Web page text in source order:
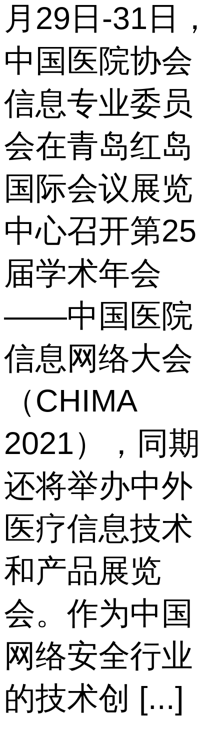
月29日-31日，
中国医院协会
信息专业委员
会在青岛红岛
国际会议展览
中心召开第25
届学术年会
——中国医院
信息网络大会
（CHIMA
2021），同期
还将举办中外
医疗信息技术
和产品展览
会。作为中国
网络安全行业
的技术创 [...]